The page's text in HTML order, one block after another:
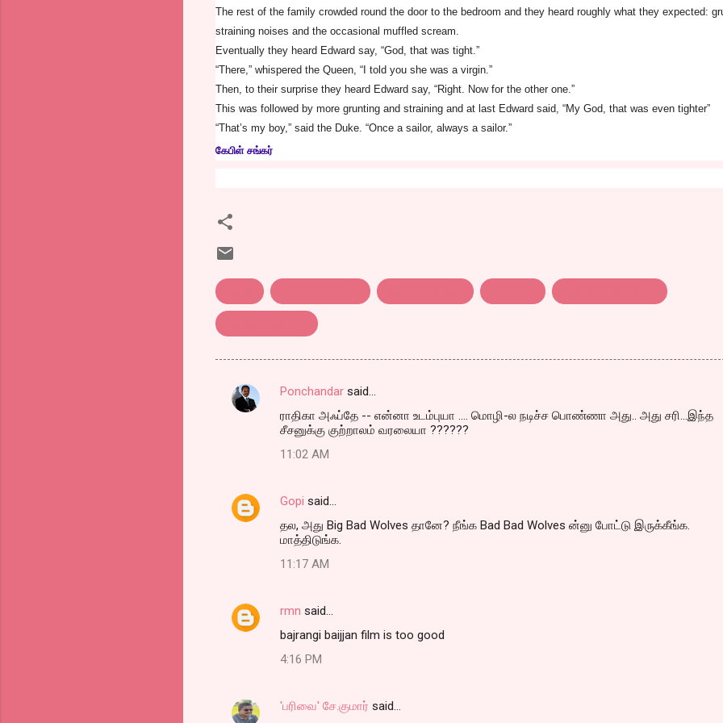
The rest of the family crowded round the door to the bedroom and they heard roughly what they expected:
straining noises and the occasional muffled scream.
Eventually they heard Edward say, “God, that was tight.”
“There,” whispered the Queen, “I told you she was a virgin.”
Then, to their surprise they heard Edward say, “Right. Now for the other one.”
This was followed by more grunting and straining and at last Edward said, “My God, that was even tighter”
“That’s my boy,” said the Duke. “Once a sailor, always a sailor.”
கேபிள் சங்கர்
C
n
Ponchandar said…
ராதிகா அஃப்தே -- என்னா உடம்புயா .... மொழி-ல நடிச்ச பொண்ணா அது.. அது சரி...இந்த
சீசனுக்கு குற்றாலம் வரலையா ??????
11:02 AM
Gopi said…
தல, அது Big Bad Wolves தானே? நீங்க Bad Bad Wolves ன்னு போட்டு இருக்கீங்க.
மாத்திடுங்க.
11:17 AM
rmn said…
bajrangi baijjan film is too good
4:16 PM
'பரிவை' சே.குமார் said…